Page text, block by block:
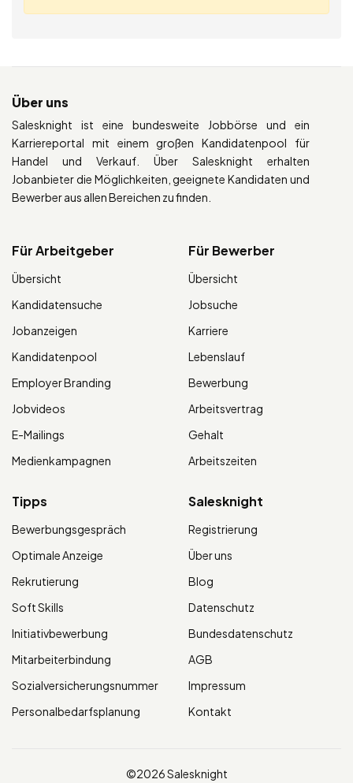
Über uns
Salesknight ist eine bundesweite Jobbörse und ein
Karriereportal mit einem großen Kandidatenpool für
Handel und Verkauf. Über Salesknight erhalten
Jobanbieter die Möglichkeiten, geeignete Kandidaten und
Bewerber aus allen Bereichen zu finden.
Für Arbeitgeber
Übersicht
Kandidatensuche
Jobanzeigen
Kandidatenpool
Employer Branding
Jobvideos
E-Mailings
Medienkampagnen
Für Bewerber
Übersicht
Jobsuche
Karriere
Lebenslauf
Bewerbung
Arbeitsvertrag
Gehalt
Arbeitszeiten
Tipps
Bewerbungsgespräch
Optimale Anzeige
Rekrutierung
Soft Skills
Initiativbewerbung
Mitarbeiterbindung
Sozialversicherungsnummer
Personalbedarfsplanung
Salesknight
Registrierung
Über uns
Blog
Datenschutz
Bundesdatenschutz
AGB
Impressum
Kontakt
©2026 Salesknight